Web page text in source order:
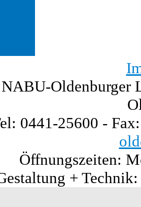
NABU-Oldenburger
0441-25600 -
Öffnungszeiten:
+